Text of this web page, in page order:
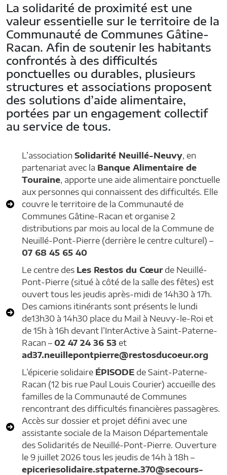
b
o
k
t
e
l
a
g
e
La solidarité de proximité est une
valeur essentielle sur le territoire de la
Communauté de Communes Gâtine-
Racan. Afin de soutenir les habitants
confrontés à des difficultés
ponctuelles ou durables, plusieurs
structures et associations proposent
des solutions d’aide alimentaire,
portées par un engagement collectif
au service de tous.
L’association Solidarité Neuillé-Neuvy, en
partenariat avec la Banque Alimentaire de
Touraine, apporte une aide alimentaire ponctuelle
aux personnes qui connaissent des difficultés. Elle
couvre le territoire de la Communauté de
Communes Gâtine-Racan et organise 2
distributions par mois au local de la Commune de
Neuillé-Pont-Pierre (derrière le centre culturel) –
07 68 45 65 40
Le centre des Les Restos du Cœurde Neuillé-
Pont-Pierre (situé à côté de la salle des fêtes) est
ouvert tous les jeudis après-midi de 14h30 à 17h.
Des camions itinérants sont présents le lundi
de13h30 à 14h30 place du Mail à Neuvy-le-Roi et
de 15h à 16h devant l’InterActive à Saint-Paterne-
Racan – 02 47 24 36 53 et
ad37.neuillepontpierre@restosducoeur.org
L’épicerie solidaire ÉPISODE de Saint-Paterne-
Racan (12 bis rue Paul Louis Courier) accueille des
familles de la Communauté de Communes
rencontrant des difficultés financières passagères.
Accès sur dossier et projet défini avec une
assistante sociale de la Maison Départementale
des Solidarités de Neuillé-Pont-Pierre. Ouverture
le 9 juillet 2026 tous les jeudis de 14h à 18h –
epiceriesolidaire.stpaterne.370@secours-